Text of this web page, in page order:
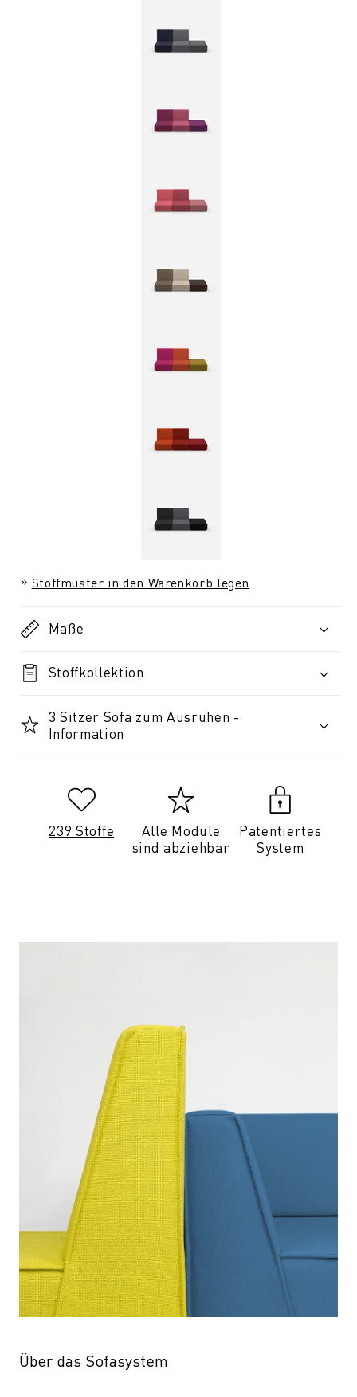
Stoffmuster in den Warenkorb legen
Maße
Stoffkollektion
3 Sitzer Sofa zum Ausruhen -
Information
239 Stoffe
Alle Module
sind abziehbar
Patentiertes
System
Über das Sofasystem